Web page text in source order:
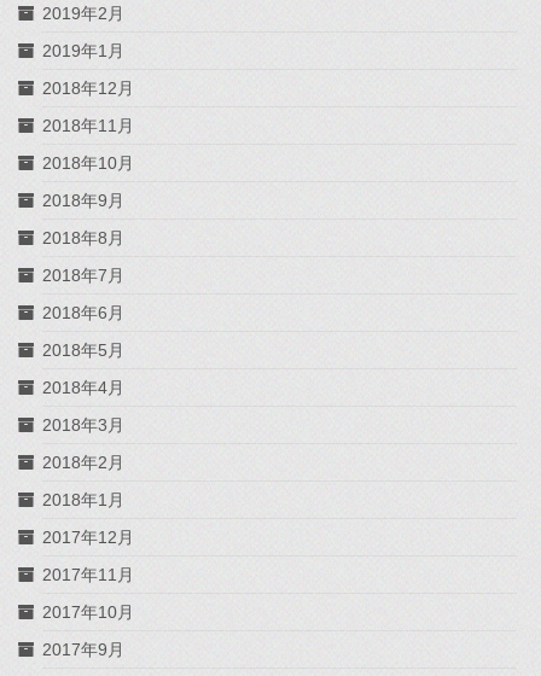
2019年2月
2019年1月
2018年12月
2018年11月
2018年10月
2018年9月
2018年8月
2018年7月
2018年6月
2018年5月
2018年4月
2018年3月
2018年2月
2018年1月
2017年12月
2017年11月
2017年10月
2017年9月